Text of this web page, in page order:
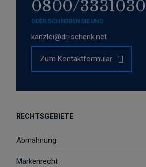
0800/3331030
ODER SCHREIBEN SIE UNS
kanzlei@dr-schenk.net
Zum Kontaktformular
RECHTSGEBIETE
Abmahnung
Markenrecht